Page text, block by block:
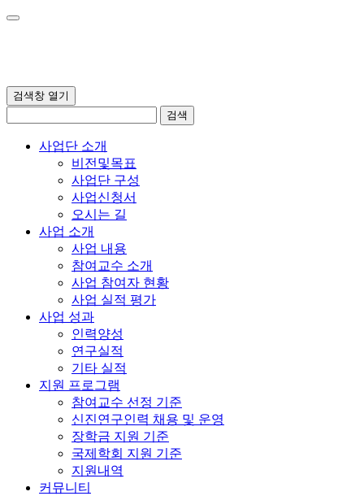
검색창 열기
검색
사업단 소개
비전및목표
사업단 구성
사업신청서
오시는 길
사업 소개
사업 내용
참여교수 소개
사업 참여자 현황
사업 실적 평가
사업 성과
인력양성
연구실적
기타 실적
지원 프로그램
참여교수 선정 기준
신진연구인력 채용 및 운영
장학금 지원 기준
국제학회 지원 기준
지원내역
커뮤니티